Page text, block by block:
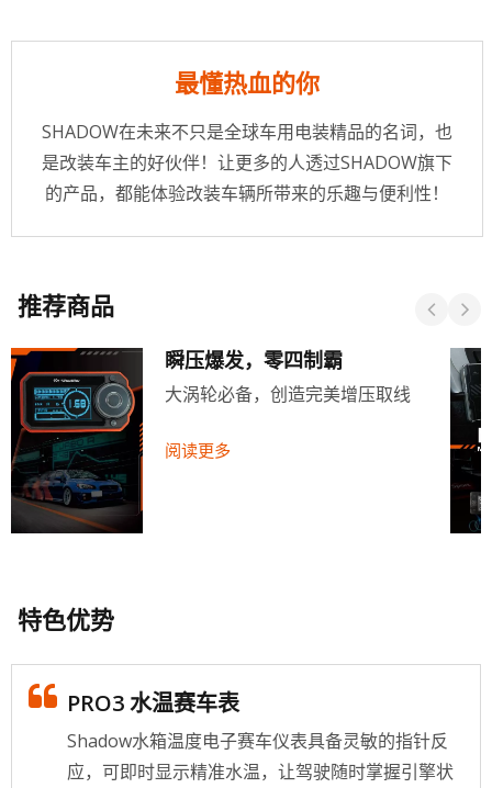
最懂热血的你
SHADOW在未来不只是全球车用电装精品的名词，也
是改装车主的好伙伴！让更多的人透过SHADOW旗下
的产品，都能体验改装车辆所带来的乐趣与便利性！
推荐商品
瞬压爆发，零四制霸
大涡轮必备，创造完美增压取线
阅读更多
特色优势
PRO3 水温赛车表
Shadow水箱温度电子赛车仪表具备灵敏的指针反
应，可即时显示精准水温，让驾驶随时掌握引擎状